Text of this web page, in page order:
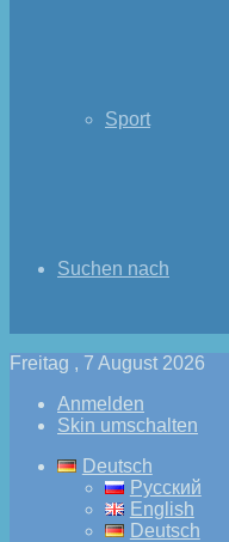
Sport
Suchen nach
Freitag , 7 August 2026
Anmelden
Skin umschalten
Deutsch
Русский
English
Deutsch